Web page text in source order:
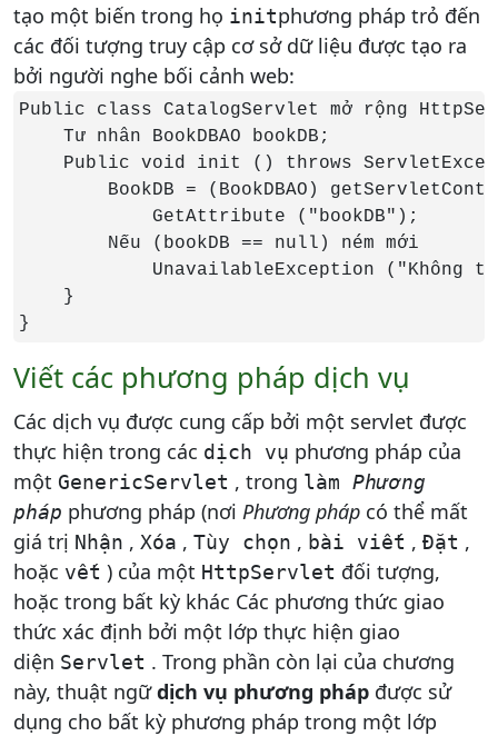
tạo một biến trong họ initphương pháp trỏ đến
các đối tượng truy cập cơ sở dữ liệu được tạo ra
bởi người nghe bối cảnh web:
Public class CatalogServlet mở rộng
    Tư nhân BookDBAO bookDB;
Public void init () throws
BookDB = (BookDBAO)
            GetAttribute ("bookDB");
        Nếu (bookDB == null) ném mới
UnavailableException ("Không
    }
}
Viết các phương pháp dịch vụ
Các dịch vụ được cung cấp bởi một servlet được
thực hiện trong các dịch vụ phương pháp của
một GenericServlet , trong làm Phương
pháp phương pháp (nơi Phương pháp có thể mất
giá trị Nhận , Xóa , Tùy chọn , bài viết , Đặt ,
hoặc vết ) của một HttpServlet đối tượng,
hoặc trong bất kỳ khác Các phương thức giao
thức xác định bởi một lớp thực hiện giao
diện Servlet . Trong phần còn lại của chương
này, thuật ngữdịch vụ phương pháp được sử
dụng cho bất kỳ phương pháp trong một lớp